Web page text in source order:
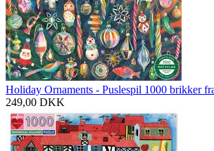
Holiday Ornaments - Puslespil 1000 brikker
249,00 DKK